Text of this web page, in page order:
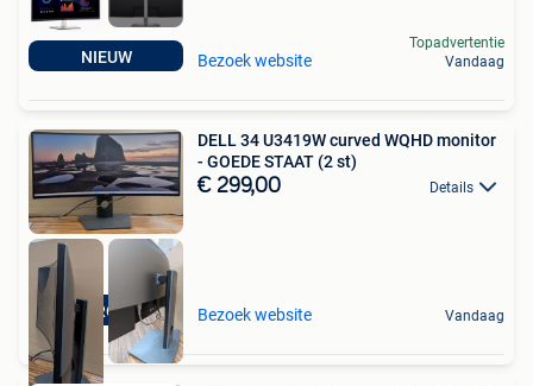
NIEUW Bezoek website
Topadvertentie
Vandaag
TOPPRODUCT
DELL 34 U3419W curved WQHD monitor
- GOEDE STAAT (2 st)
€ 299,00 Details
Bezoek website Vandaag